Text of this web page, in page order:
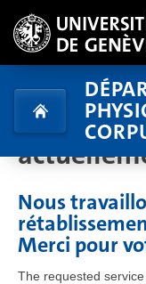
Le
Nous
Merci pour
The requested